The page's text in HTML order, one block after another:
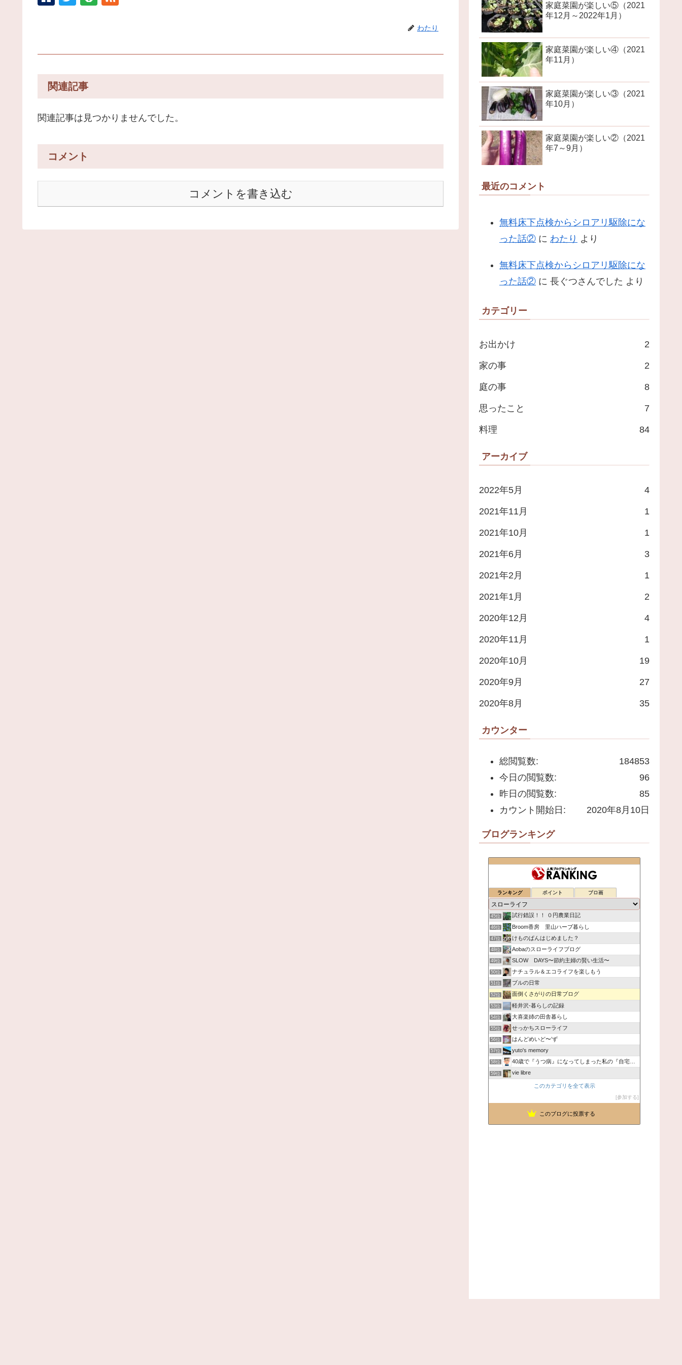
わたり
関連記事
関連記事は見つかりませんでした。
コメント
コメントを書き込む
家庭菜園が楽しい⑤（2021
年12月～2022年1月）
家庭菜園が楽しい④（2021
年11月）
家庭菜園が楽しい③（2021
年10月）
家庭菜園が楽しい②（2021
年7～9月）
最近のコメント
無料床下点検からシロアリ駆除にな
った話② に わたり より
無料床下点検からシロアリ駆除にな
った話② に 長ぐつさんでした より
カテゴリー
お出かけ 2
家の事 2
庭の事 8
思ったこと 7
料理 84
アーカイブ
2022年5月 4
2021年11月 1
2021年10月 1
2021年6月 3
2021年2月 1
2021年1月 2
2020年12月 4
2020年11月 1
2020年10月 19
2020年9月 27
2020年8月 35
カウンター
184853
総閲覧数:
96
今日の閲覧数:
85
昨日の閲覧数:
2020年8月10日
カウント開始日:
ブログランキング
ランキング ポイント ブロ画
45位 試行錯誤！！ ０円農業日記
46位 Broom香房 里山ハーブ暮らし
47位 けものぱんはじめました？
48位 Aobaのスローライフブログ
49位 SLOW DAYS〜節約主婦の賢い生活〜
50位 ナチュラル＆エコライフを楽しもう
51位 ブルの日常
52位 面倒くさがりの日常ブログ
53位 軽井沢-暮らしの記録
54位 大喜楽姉の田舎暮らし
55位 せっかちスローライフ
56位 はんどめいど〜’ず
57位 yuto's memory
58位 40歳で『うつ病』になってしまった私の『自宅でも稼いでいる仕
59位 vie libre
このカテゴリを全て表示
参加する
このブログに投票する